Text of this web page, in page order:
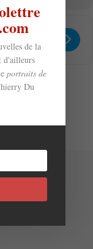
Stomp avec le
-
de la
d'ailleurs
portraits de
Du